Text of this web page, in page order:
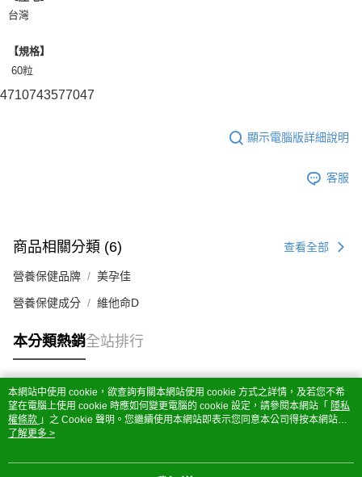
台灣
【規格】
60粒
4710743577047
顯示電腦版詳細說明
客服
商品相關分類 (6) 查看全部
營養保健品牌 美孕佳
營養保健成分 維他命D
本分類熱銷全站排行
熱門標籤
本網站中使用 cookie，欲查詢有關本網站使用 cookie 方式之詳情，及若您不希
望在電腦上使用 cookie 時應如何變更電腦的 cookie 設定，請參閱本網站「 隱私
權條款 」之 Cookie 聲明。您繼續使用本網站即表示您同意本公司得按本網站使
用條款之 Cookie 聲明使用 cookie。
了解更多 >